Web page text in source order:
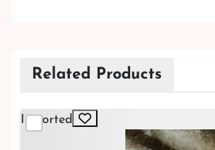
Related Products
Imported